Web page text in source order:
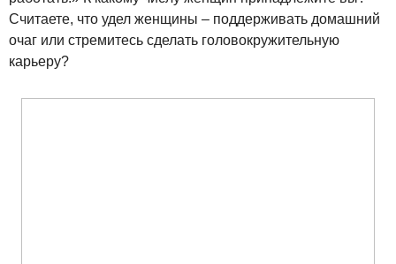
Считаете, что удел женщины – поддерживать домашний
очаг или стремитесь сделать головокружительную
карьеру?